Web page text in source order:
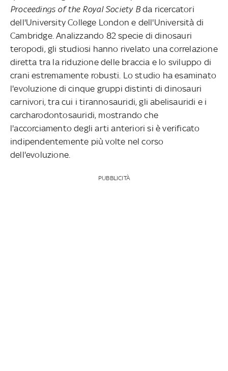
Proceedings of the Royal Society Bda ricercatori
dell'University College London e dell'Università di
Cambridge. Analizzando 82 specie di dinosauri
teropodi, gli studiosi hanno rivelato una correlazione
diretta tra la riduzione delle braccia e lo sviluppo di
crani estremamente robusti. Lo studio ha esaminato
l'evoluzione di cinque gruppi distinti di dinosauri
carnivori, tra cui i tirannosauridi, gli abelisauridi e i
carcharodontosauridi, mostrando che
l'accorciamento degli arti anteriori si è verificato
indipendentemente più volte nel corso
dell'evoluzione.
PUBBLICITÀ